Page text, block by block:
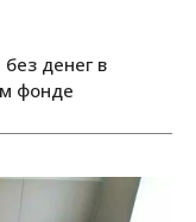
денег в
фонде